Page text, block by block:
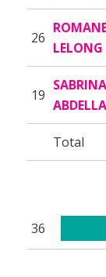
26
LELONG
19
SABRINA
Total
36